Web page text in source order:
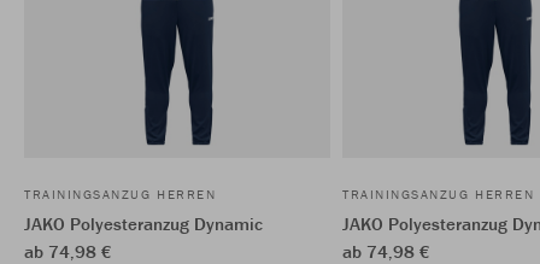
TRAININGSANZUG HERREN
JAKO Polyesteranzug Dynamic
ab 74,98 €
TRAININGSANZUG HERREN
JAKO Polyesteranzug
ab 74,98 €